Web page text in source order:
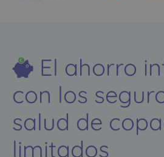
El ahorro
con los
salud de
limitados